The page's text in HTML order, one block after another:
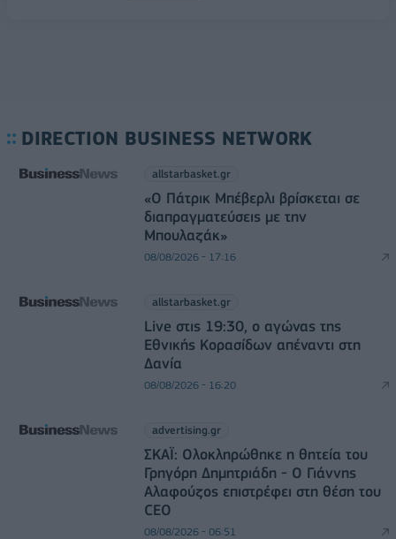
DIRECTION BUSINESS NETWORK
allstarbasket.gr
«Ο Πάτρικ Μπέβερλι βρίσκεται σε
διαπραγματεύσεις με την
Μπουλαζάκ»
08/08/2026 - 17:16
allstarbasket.gr
Live στις 19:30, ο αγώνας της
Εθνικής Κορασίδων απέναντι στη
Δανία
08/08/2026 - 16:20
advertising.gr
ΣΚΑΪ: Ολοκληρώθηκε η θητεία του
Γρηγόρη Δημητριάδη - Ο Γιάννης
Αλαφούζος επιστρέφει στη θέση του
CEO
08/08/2026 - 06:51